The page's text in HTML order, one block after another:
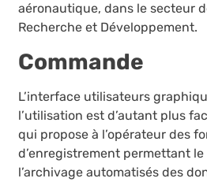
aéronautique, dans le secteur
Recherche et Développement.
Commande
L’interface utilisateurs
l’utilisation est d’autant plus
qui propose à l’opérateur des
d’enregistrement permettant
l’archivage automatisés des